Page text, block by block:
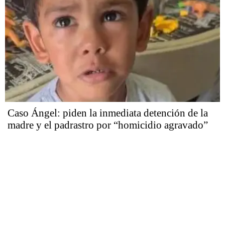
Caso Ángel: piden la inmediata detención de la
madre y el padrastro por “homicidio agravado”